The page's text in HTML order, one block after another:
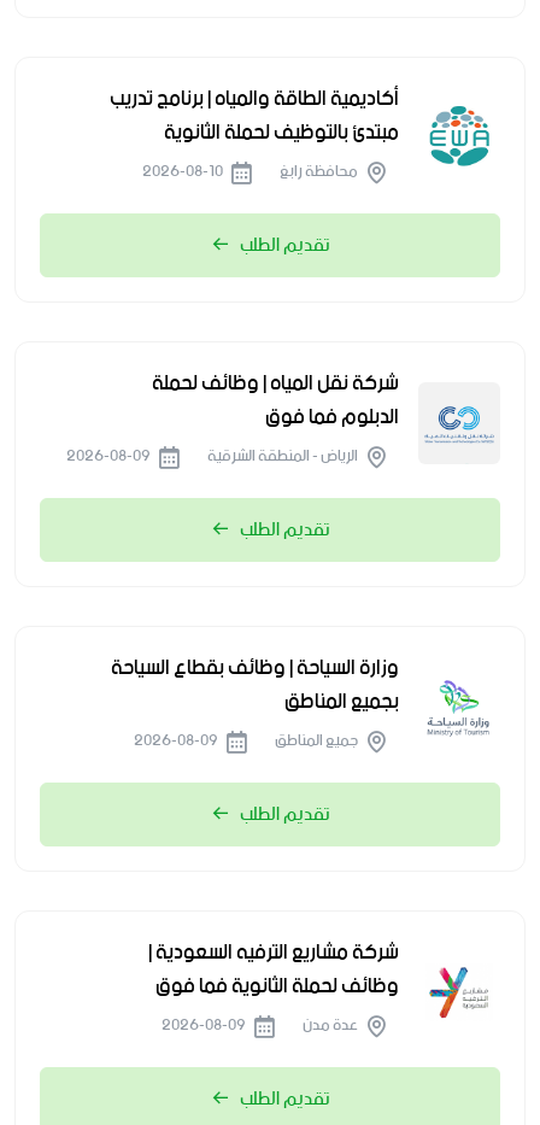
أكاديمية الطاقة والمياه | برنامج تدريب
مبتدئ بالتوظيف لحملة الثانوية
محافظة رابغ
تقديم الطلب
شركة نقل المياه | وظائف لحملة
الدبلوم فما فوق
الرياض - المنطقة الشرقية
تقديم الطلب
وزارة السياحة | وظائف بقطاع السياحة
بجميع المناطق
جميع المناطق
تقديم الطلب
شركة مشاريع الترفيه السعودية |
وظائف لحملة الثانوية فما فوق
عدة مدن
تقديم الطلب